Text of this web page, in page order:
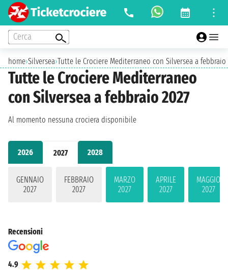
Cerca
home›Silversea›Tutte le Crociere Mediterraneo con Silversea a febbraio
Tutte le Crociere Mediterraneo
con Silversea a febbraio 2027
2026 2027 2028
GENNAIO
2027
FEBBRAIO
2027
MARZO
2027
APRILE
2027
MAGGIO
2027
Al momento nessuna crociera disponibile
Recensioni
4.9